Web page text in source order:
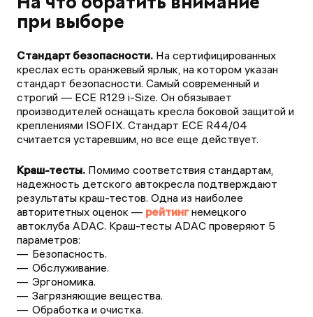
при выборе
Стандарт безопасности. На сертифицированных
креслах есть оранжевый ярлык, на котором указан
стандарт безопасности. Самый современный и
строгий — ECE R129 i-Size. Он обязывает
производителей оснащать кресла боковой защитой и
креплениями ISOFIX. Стандарт ECE R44/04
считается устаревшим, но все еще действует.
Краш-тесты. Помимо соответствия стандартам,
надежность детского автокресла подтверждают
результаты краш-тестов. Одна из наиболее
авторитетных оценок — рейтингнемецкого
автоклуба ADAC. Краш-тесты ADAC проверяют 5
параметров:
Безопасность.
Обслуживание.
Эргономика.
Загрязняющие вещества.
Обработка и очистка.